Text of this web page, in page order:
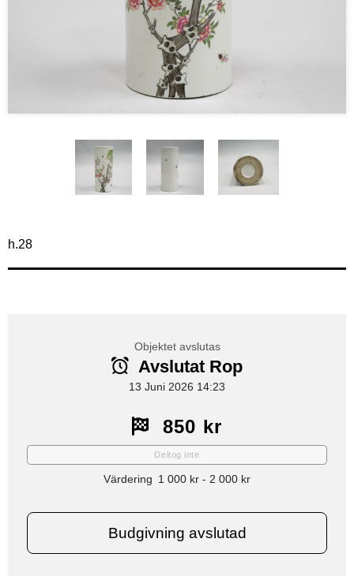
h.28
Objektet avslutas
Avslutat Rop
13 Juni 2026 14:23
850 kr
Deltog inte
Värdering 1 000 kr- 2 000 kr
Budgivning avslutad